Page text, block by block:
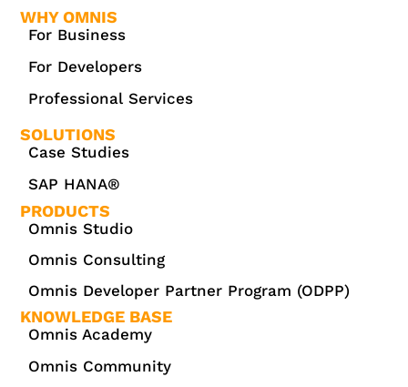
WHY OMNIS
For Business
For Developers
Professional Services
SOLUTIONS
Case Studies
SAP HANA®
PRODUCTS
Omnis Studio
Omnis Consulting
Omnis Developer Partner Program (ODPP)
KNOWLEDGE BASE
Omnis Academy
Omnis Community